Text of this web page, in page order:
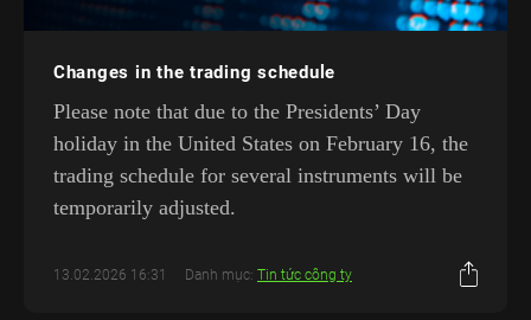
Changes in the trading schedule
Please note that due to the Presidents’ Day
holiday in the United States on February 16, the
trading schedule for several instruments will be
temporarily adjusted.
13.02.2026 16:31 Danh mục: Tin tức công ty